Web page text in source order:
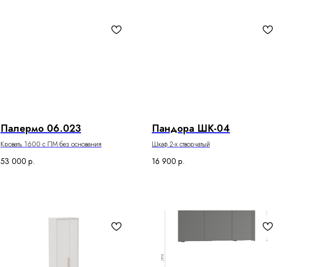
Палермо 06.023
Кровать 1600 с ПМ без основания
53 000 р.
Пандора ШК-04
Шкаф 2-х створчатый
16 900 р.